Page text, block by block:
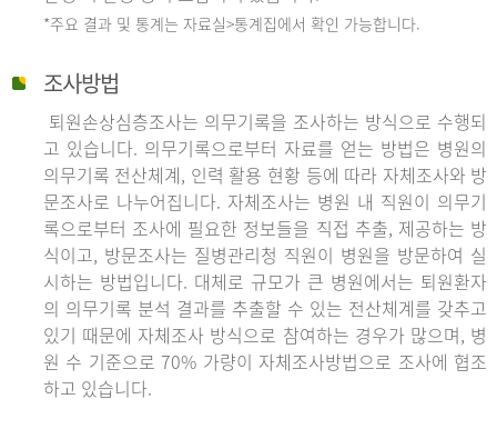
*주요 결과 및 통계는 자료실>통계집에서 확인 가능합니다.
조사방법
퇴원손상심층조사는 의무기록을 조사하는 방식으로 수행되
고 있습니다. 의무기록으로부터 자료를 얻는 방법은 병원의
의무기록 전산체계, 인력 활용 현황 등에 따라 자체조사와 방
문조사로 나누어집니다. 자체조사는 병원 내 직원이 의무기
록으로부터 조사에 필요한 정보들을 직접 추출, 제공하는 방
식이고, 방문조사는 질병관리청 직원이 병원을 방문하여 실
시하는 방법입니다. 대체로 규모가 큰 병원에서는 퇴원환자
의 의무기록 분석 결과를 추출할 수 있는 전산체계를 갖추고
있기 때문에 자체조사 방식으로 참여하는 경우가 많으며, 병
원 수 기준으로 70% 가량이 자체조사방법으로 조사에 협조
하고 있습니다.